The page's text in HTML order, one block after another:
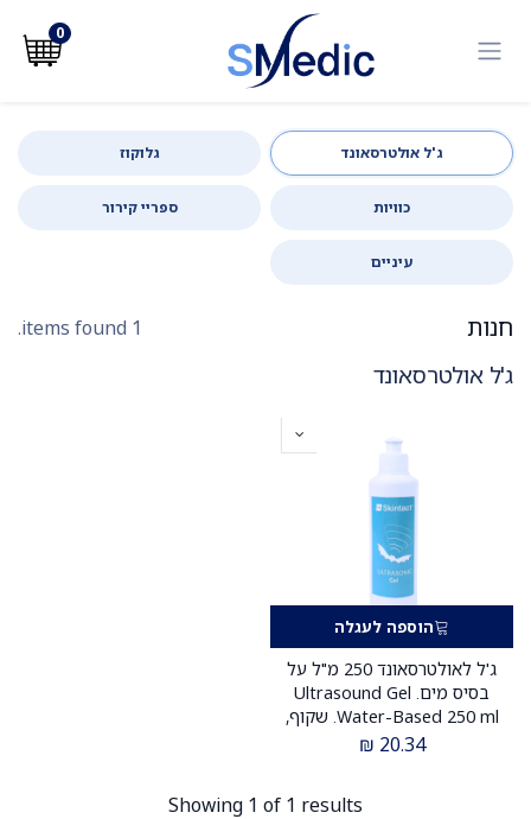
0
ג'ל אולטרסאונד גלוקוז
כוויות ספריי קירור
עיניים
חנות 1 items found.
ג'ל אולטרסאונד
הוספה לעגלה
ג'ל לאולטרסאונד 250 מ"ל על
בסיס מים. Ultrasound Gel
Water-Based 250 ml. שקוף,
לא מותיר שאריות. ס.מדיק יבוא
20.34
₪
Showing 1 of 1 results